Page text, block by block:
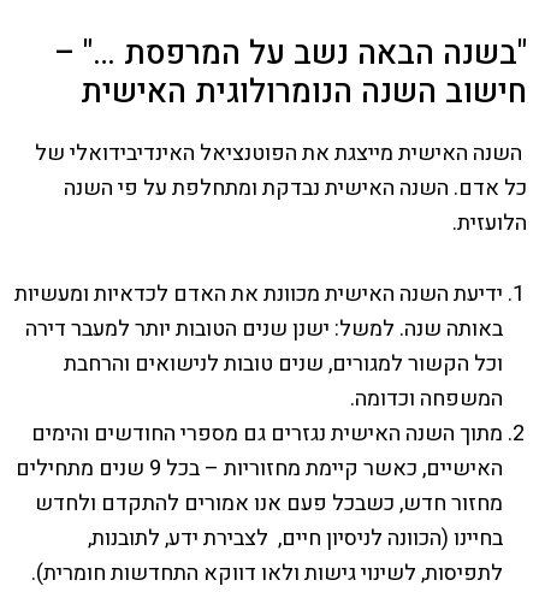
"בשנה הבאה נשב על המרפסת …" –
חישוב השנה הנומרולוגית האישית
השנה האישית מייצגת את הפוטנציאל האינדיבידואלי של
כל אדם. השנה האישית נבדקת ומתחלפת על פי השנה
הלועזית.
ידיעת השנה האישית מכוונת את האדם לכדאיות ומעשיות
באותה שנה. למשל: ישנן שנים הטובות יותר למעבר דירה
וכל הקשור למגורים, שנים טובות לנישואים והרחבת
המשפחה וכדומה.
מתוך השנה האישית נגזרים גם מספרי החודשים והימים
האישיים, כאשר קיימת מחזוריות – בכל 9 שנים מתחילים
מחזור חדש, כשבכל פעם אנו אמורים להתקדם ולחדש
בחיינו (הכוונה לניסיון חיים, לצבירת ידע, לתובנות,
לתפיסות, לשינוי גישות ולאו דווקא התחדשות חומרית).